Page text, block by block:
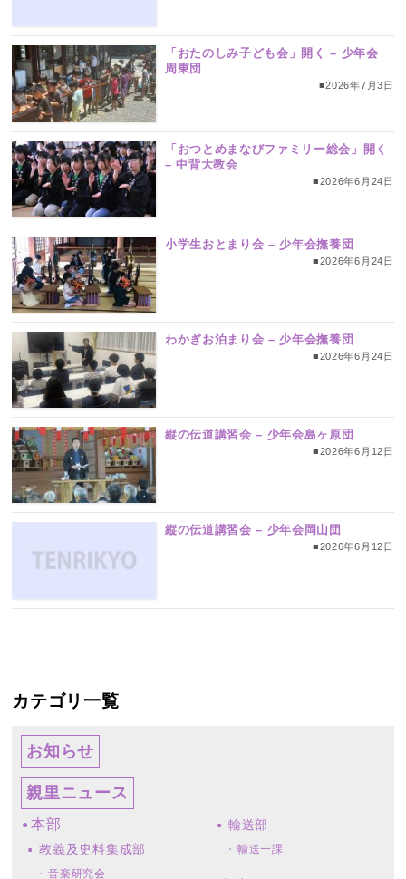
「おたのしみ子ども会」開く – 少年会
周東団
■2026年7月3日
「おつとめまなびファミリー総会」開く
– 中背大教会
■2026年6月24日
小学生おとまり会 – 少年会撫養団
■2026年6月24日
わかぎお泊まり会 – 少年会撫養団
■2026年6月24日
縦の伝道講習会 – 少年会島ヶ原団
■2026年6月12日
縦の伝道講習会 – 少年会岡山団
■2026年6月12日
カテゴリ一覧
お知らせ
親里ニュース
本部
教義及史料集成部
音楽研究会
輸送部
輸送一課